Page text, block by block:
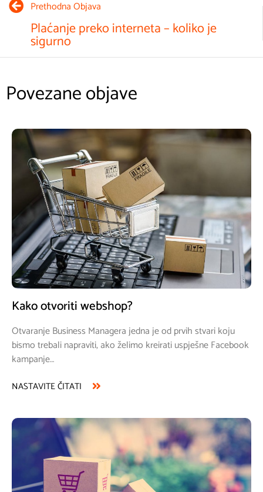
Kako otvoriti webshop?
Otvaranje Business Managera jedna je od prvih stvari koju
bismo trebali napraviti, ako želimo kreirati uspješne Facebook
NASTAVITE ČITATI
Izrada web shopa
Izrada web shopa savršeno prezentira Vaš Posao i garantira
povećanje
NASTAVITE ČITATI